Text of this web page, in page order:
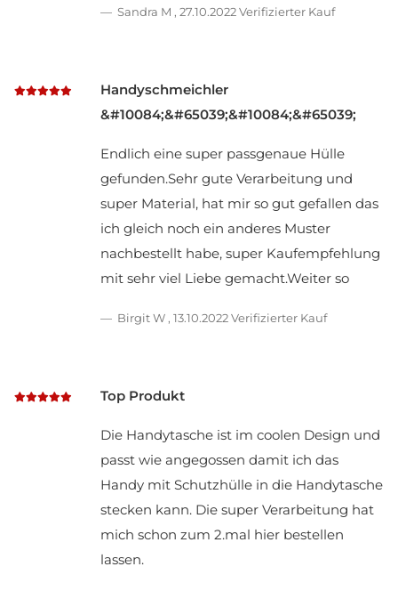
Sandra M , 27.10.2022Verifizierter Kauf
Handyschmeichler
&#10084;&#65039;&#10084;&#65039;
Endlich eine super passgenaue Hülle
gefunden.Sehr gute Verarbeitung und
super Material, hat mir so gut gefallen das
ich gleich noch ein anderes Muster
nachbestellt habe, super Kaufempfehlung
mit sehr viel Liebe gemacht.Weiter so
Birgit W , 13.10.2022Verifizierter Kauf
Top Produkt
Die Handytasche ist im coolen Design und
passt wie angegossen damit ich das
Handy mit Schutzhülle in die Handytasche
stecken kann. Die super Verarbeitung hat
mich schon zum 2.mal hier bestellen
lassen.